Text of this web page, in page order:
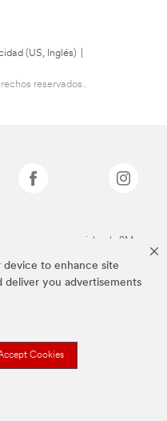
device to enhance site
deliver you advertisements
Cookies
(US, Inglés)
reservados..
son marcas comerciales de 3M.